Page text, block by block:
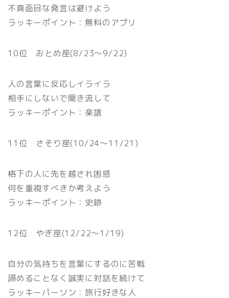
不真面目な発言は避けよう
ラッキーポイント：無料のアプリ
10位 おとめ座(8/23〜9/22)
人の言葉に反応しイライラ
相手にしないで聞き流して
ラッキーポイント：楽譜
11位 さそり座(10/24〜11/21)
格下の人に先を越され困惑
何を重視すべきか考えよう
ラッキーポイント：史跡
12位 やぎ座(12/22〜1/19)
自分の気持ちを言葉にするのに苦戦
諦めることなく誠実に対話を続けて
ラッキーパーソン：旅行好きな人